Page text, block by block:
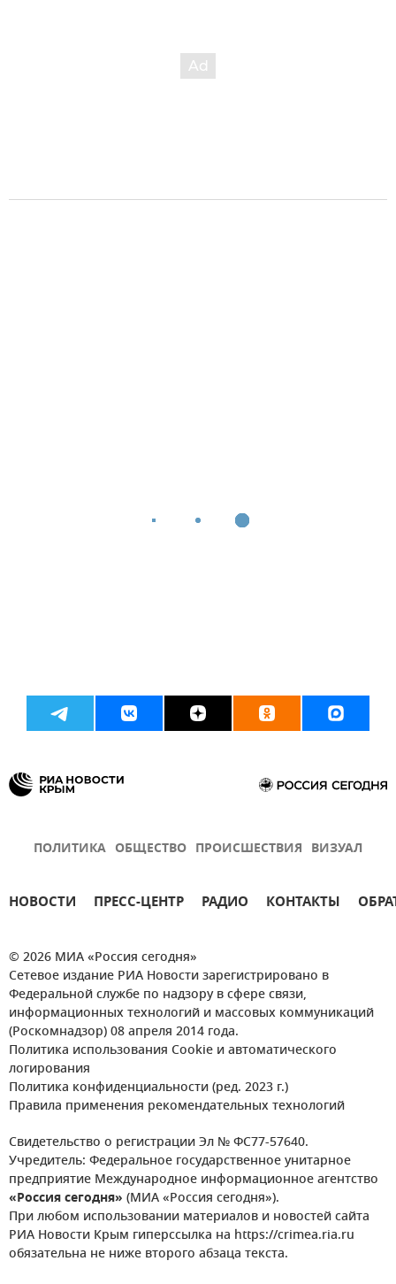
ПОЛИТИКА ОБЩЕСТВО ПРОИСШЕСТВИЯ ВИЗУАЛ
НОВОСТИ ПРЕСС-ЦЕНТР РАДИО КОНТАКТЫ
© 2026 МИА «Россия сегодня»
Сетевое издание РИА Новости зарегистрировано в
Федеральной службе по надзору в сфере связи,
информационных технологий и массовых коммуникаций
(Роскомнадзор) 08 апреля 2014 года.
Политика использования Cookie и автоматического
логирования
Политика конфиденциальности (ред. 2023 г.)
Правила применения рекомендательных технологий
Свидетельство о регистрации Эл № ФС77-57640.
Учредитель: Федеральное государственное унитарное
предприятие Международное информационное агентство
«Россия сегодня» (МИА «Россия сегодня»).
При любом использовании материалов и новостей сайта
РИА Новости Крым гиперссылка на https://crimea.ria.ru
обязательна не ниже второго абзаца текста.